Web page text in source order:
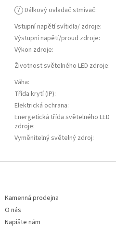
? Dálkový ovladač stmívač:
Vstupní napětí svítidla/ zdroje:
Výstupní napětí/proud zdroje:
Výkon zdroje:
Životnost světelného LED zdroje:
Váha:
Třída krytí (IP):
Elektrická ochrana:
Energetická třída světelného LED
zdroje:
Vyměnitelný světelný zdroj:
Kamenná prodejna
O nás
Napište nám